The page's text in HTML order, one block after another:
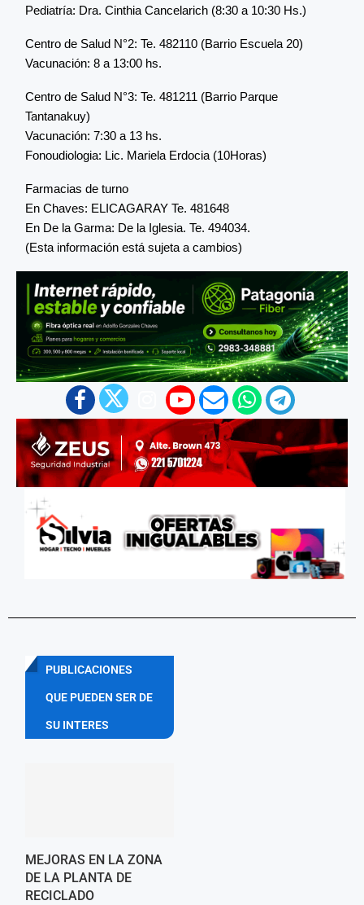
Pediatría: Dra. Cinthia Cancelarich (8:30 a 10:30 Hs.)
Centro de Salud N°2: Te. 482110 (Barrio Escuela 20)
Vacunación: 8 a 13:00 hs.
Centro de Salud N°3: Te. 481211 (Barrio Parque
Tantanakuy)
Vacunación: 7:30 a 13 hs.
Fonoudiologia: Lic. Mariela Erdocia (10Horas)
Farmacias de turno
En Chaves: ELICAGARAY Te. 481648
En De la Garma: De la Iglesia. Te. 494034.
(Esta información está sujeta a cambios)
PUBLICACIONES
QUE PUEDEN SER DE
SU INTERES
MEJORAS EN LA ZONA
DE LA PLANTA DE
RECICLADO